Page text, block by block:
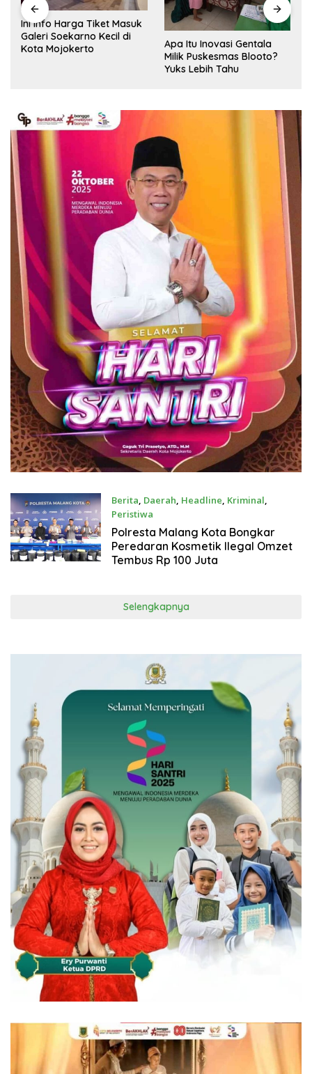
Ini Info Harga Tiket Masuk
Galeri Soekarno Kecil di
Kota Mojokerto
Apa Itu Inovasi Gentala
Milik Puskesmas Blooto?
Yuks Lebih Tahu
Berita, Daerah, Headline, Kriminal,
Peristiwa
Juli 17, 2026
Polresta Malang Kota Bongkar
Peredaran Kosmetik Ilegal Omzet
Tembus Rp 100 Juta
Selengkapnya